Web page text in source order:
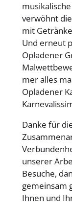
verwöhnt
mit
Und erneut
Opladener
mer alles
Opladener
Danke für
unserer
Besuche,
gemeinsam
Ihnen und